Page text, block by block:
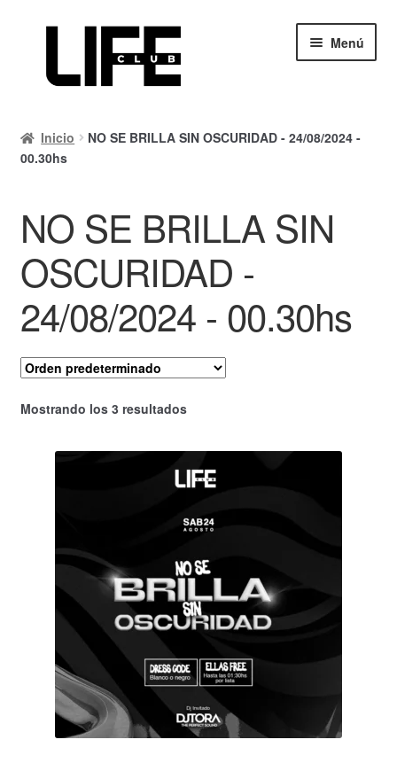
contenido
Menú
Calendario
Carrito
Finalizar compra
Ayuda Rapida
Inicio
NO SE BRILLA SIN OSCURIDAD - 24/08/2024 -
00.30hs
NO SE BRILLA SIN
OSCURIDAD -
24/08/2024 - 00.30hs
Mostrando los 3 resultados